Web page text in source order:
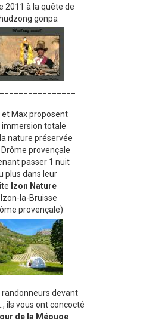
2011 à la quête de
gonpa
et Max proposent
immersion totale
nature préservée
Drôme provençale
passer 1 nuit
plus dans leur
Izon Nature
la-Bruisse
provençale)
randonneurs devant
ils vous ont concocté
de la Méouge